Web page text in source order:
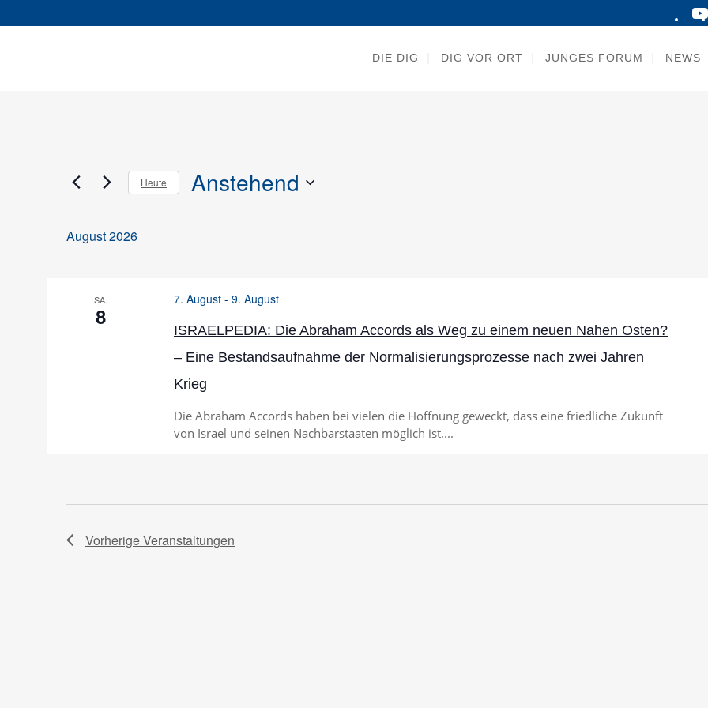
DIE DIG DIG VOR ORT JUNGES FORUM NEWS
Heute Anstehend
August 2026
SA.
8
7. August- 9. August
ISRAELPEDIA: Die Abraham Accords als Weg zu einem neuen Nahen Osten?
– Eine Bestandsaufnahme der Normalisierungsprozesse nach zwei Jahren
Krieg
Die Abraham Accords haben bei vielen die Hoffnung geweckt, dass eine friedliche Zukunft
von Israel und seinen Nachbarstaaten möglich ist....
VorherigeVeranstaltungen